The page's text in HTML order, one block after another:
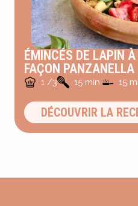
ÉMINCÉS DE LAPIN
FAÇON PANZANELLA
1 /3 15 min. 15
DÉCOUVRIR LA